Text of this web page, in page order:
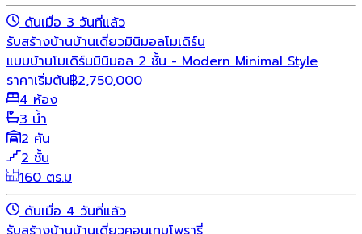
ดันเมื่อ 3 วันที่แล้ว
รับสร้างบ้านบ้านเดี่ยวมินิมอลโมเดิร์น
แบบบ้านโมเดิร์นมินิมอล 2 ชั้น - Modern Minimal Style
ราคาเริ่มต้น฿2,750,000
4 ห้อง
3 น้ำ
2 คัน
2 ชั้น
160 ตร.ม
ดันเมื่อ 4 วันที่แล้ว